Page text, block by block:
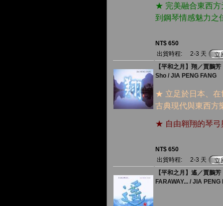
★ 完美融合東西方
到鋼琴情感魅力之
NT$ 650
出貨時程:
2-3 天
【平和之月】翔／賈鵬芳
Sho / JIA PENG FANG
★ 立足於日本、在
古典現代與東西方
★ 自由翱翔的琴弓
NT$ 650
出貨時程:
2-3 天
【平和之月】遙／賈鵬芳
FARAWAY... / JIA PENG